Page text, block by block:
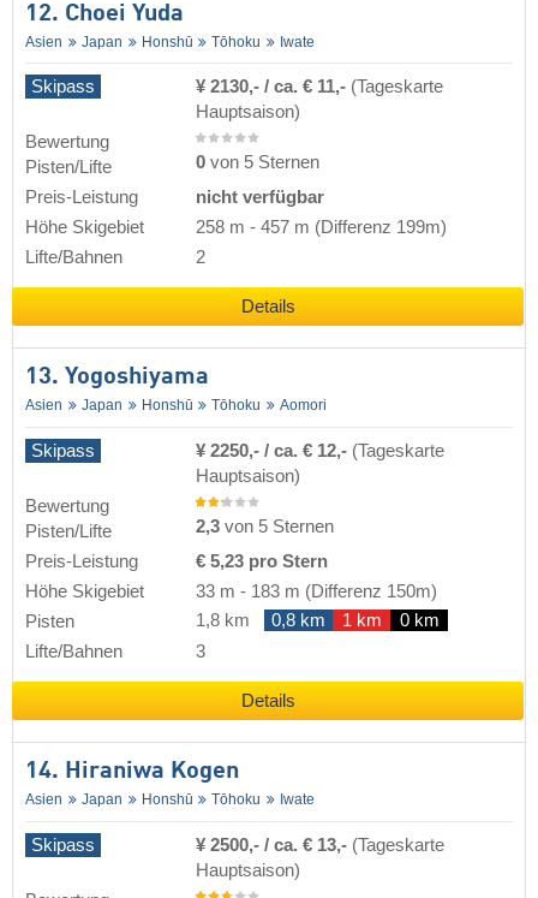
12. Choei Yuda
Asien Japan Honshū Tōhoku Iwate
Skipass ¥ 2130,- / ca. € 11,- (Tageskarte
Hauptsaison)
Bewertung
Pisten/Lifte
0 von 5 Sternen
Preis-Leistung
nicht verfügbar
Höhe Skigebiet
258 m - 457 m (Differenz 199m)
Lifte/Bahnen
2
Details
13. Yogoshiyama
Asien Japan Honshū Tōhoku Aomori
Skipass ¥ 2250,- / ca. € 12,- (Tageskarte
Hauptsaison)
Bewertung
Pisten/Lifte
2,3 von 5 Sternen
Preis-Leistung
€ 5,23 pro Stern
Höhe Skigebiet
33 m - 183 m (Differenz 150m)
Pisten
1,8 km 0,8 km 1 km
0 km
Lifte/Bahnen
3
Details
14. Hiraniwa Kogen
Asien Japan Honshū Tōhoku Iwate
Skipass ¥ 2500,- / ca. € 13,- (Tageskarte
Hauptsaison)